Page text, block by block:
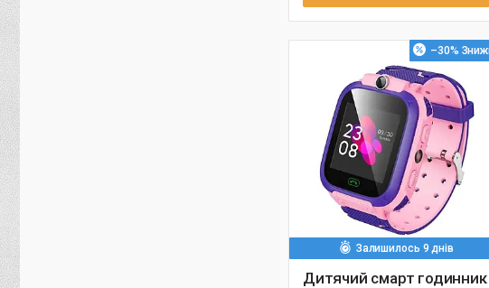
–30%
Залишилось 9 днів
Дитячий смарт годинник